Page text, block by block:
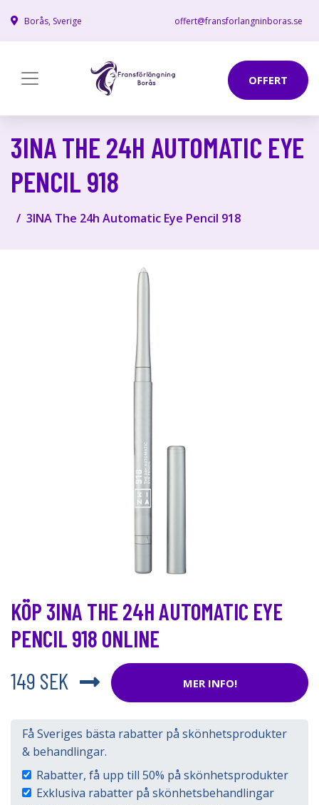
Borås, Sverige offert@fransforlangninboras.se
OFFERT
3INA THE 24H AUTOMATIC EYE
PENCIL 918
3INA The 24h Automatic Eye Pencil 918
KÖP 3INA THE 24H AUTOMATIC EYE
PENCIL 918 ONLINE
149 SEK
MER INFO!
Få Sveriges bästa rabatter på skönhetsprodukter
& behandlingar.
Rabatter, få upp till 50% på skönhetsprodukter
Exklusiva rabatter på skönhetsbehandlingar